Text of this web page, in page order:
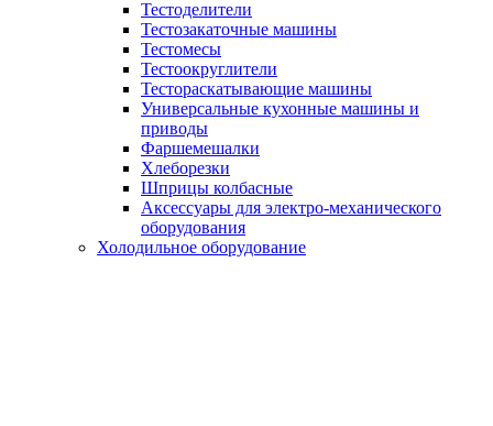
Тестоделители
Тестозакаточные машины
Тестомесы
Тестоокруглители
Тестораскатывающие машины
Универсальные кухонные машины и
приводы
Фаршемешалки
Хлеборезки
Шприцы колбасные
Аксессуары для электро-механического
оборудования
Холодильное оборудование